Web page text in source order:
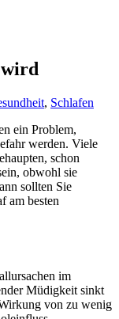
, Schlafen
ein Problem,
werden. Viele
schon
obwohl sie
sollten Sie
am besten
im
Müdigkeit sinkt
von zu wenig